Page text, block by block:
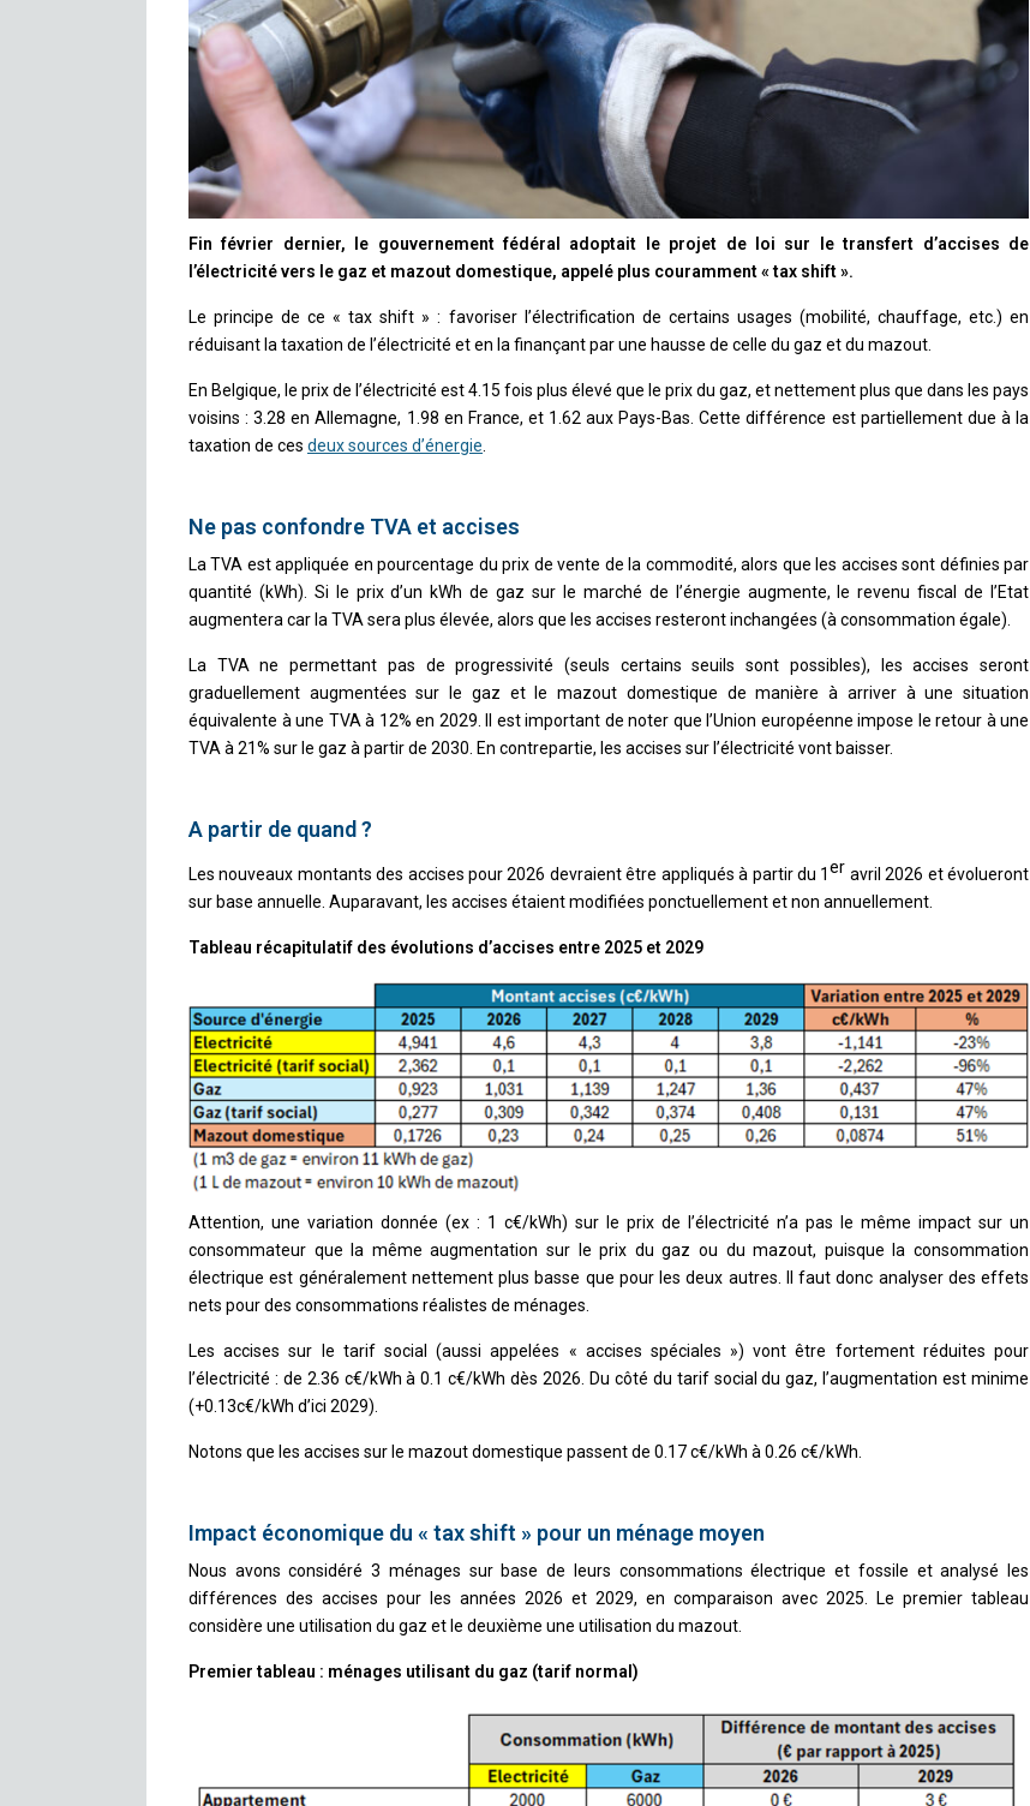
Fin février dernier, le gouvernement fédéral adoptait le projet de loi sur le transfert d’accises de
l’électricité vers le gaz et mazout domestique, appelé plus couramment « tax shift ».
Le principe de ce « tax shift » : favoriser l’électrification de certains usages (mobilité, chauffage, etc.) en
réduisant la taxation de l’électricité et en la finançant par une hausse de celle du gaz et du mazout.
En Belgique, le prix de l’électricité est 4.15 fois plus élevé que le prix du gaz, et nettement plus que dans les pays
voisins : 3.28 en Allemagne, 1.98 en France, et 1.62 aux Pays-Bas. Cette différence est partiellement due à la
taxation de ces deux sources d’énergie
Ne pas confondre TVA et accises
La TVA est appliquée en pourcentage du prix de vente de la commodité, alors que les accises sont définies par
quantité (kWh). Si le prix d’un kWh de gaz sur le marché de l’énergie augmente, le revenu fiscal de l’Etat
augmentera car la TVA sera plus élevée, alors que les accises resteront inchangées (à consommation égale).
La TVA ne permettant pas de progressivité (seuls certains seuils sont possibles), les accises seront
graduellement augmentées sur le gaz et le mazout domestique de manière à arriver à une situation
équivalente à une TVA à 12% en 2029. Il est important de noter que l’Union européenne impose le retour à une
TVA à 21% sur le gaz à partir de 2030. En contrepartie, les accises sur l’électricité vont baisser.
A partir de quand ?
Les nouveaux montants des accises pour 2026 devraient être appliqués à partir du 1er avril 2026 et évolueront
sur base annuelle. Auparavant, les accises étaient modifiées ponctuellement et non annuellement.
Tableau récapitulatif des évolutions d’accises entre 2025 et 2029
Attention, une variation donnée (ex : 1 c€/kWh) sur le prix de l’électricité n’a pas le même impact sur un
consommateur que la même augmentation sur le prix du gaz ou du mazout, puisque la consommation
électrique est généralement nettement plus basse que pour les deux autres. Il faut donc analyser des effets
nets pour des consommations réalistes de ménages.
Les accises sur le tarif social (aussi appelées « accises spéciales ») vont être fortement réduites pour
l’électricité : de 2.36 c€/kWh à 0.1 c€/kWh dès 2026. Du côté du tarif social du gaz, l’augmentation est minime
(+0.13c€/kWh d’ici 2029).
Notons que les accises sur le mazout domestique passent de 0.17 c€/kWh à 0.26 c€/kWh.
Impact économique du « tax shift » pour un ménage moyen
Nous avons considéré 3 ménages sur base de leurs consommations électrique et fossile et analysé les
différences des accises pour les années 2026 et 2029, en comparaison avec 2025. Le premier tableau
considère une utilisation du gaz et le deuxième une utilisation du mazout.
Premier tableau : ménages utilisant du gaz (tarif normal)